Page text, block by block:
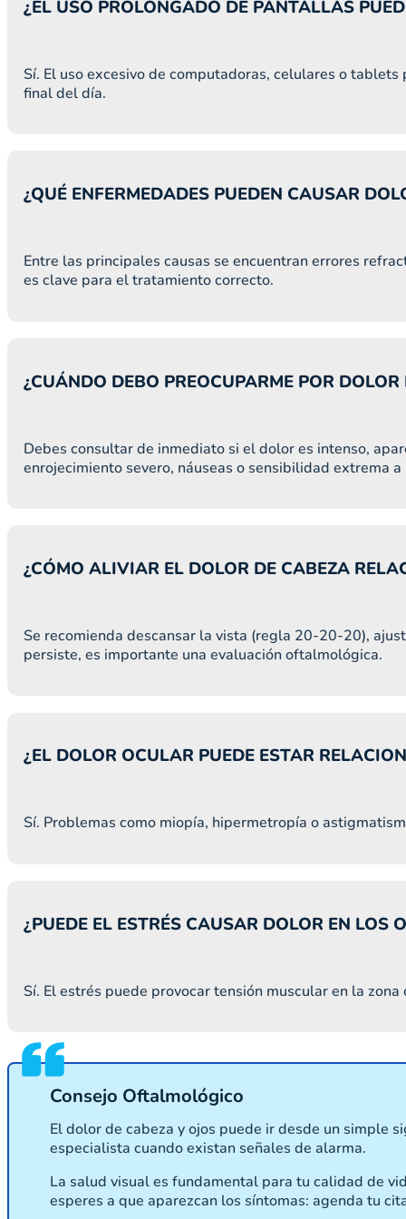
¿EL USO PROLONGADO DE PANTALLAS
Sí. El uso excesivo de computadoras, celulares o
final del día.
¿QUÉ ENFERMEDADES PUEDEN CAUSAR
Entre las principales causas se encuentran errores
es clave para el tratamiento correcto.
¿CUÁNDO DEBO PREOCUPARME POR
Debes consultar de inmediato si el dolor es intenso,
enrojecimiento severo, náuseas o sensibilidad extrema a
¿CÓMO ALIVIAR EL DOLOR DE CABEZA
Se recomienda descansar la vista (regla 20-20-20),
persiste, es importante una evaluación oftalmológica.
¿EL DOLOR OCULAR PUEDE ESTAR
Sí. Problemas como miopía, hipermetropía o
¿PUEDE EL ESTRÉS CAUSAR DOLOR EN LOS
Sí. El estrés puede provocar tensión muscular en la
Consejo Oftalmológico
El dolor de cabeza y ojos puede ir desde un simple
especialista cuando existan señales de alarma.
La salud visual es fundamental para tu calidad de
esperes a que aparezcan los síntomas: agenda tu